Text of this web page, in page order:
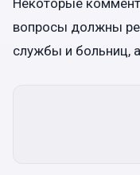
вопросы должны
службы и больниц,